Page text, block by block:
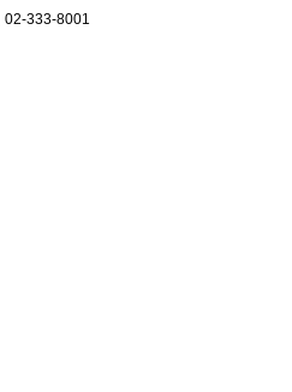
02-333-8001